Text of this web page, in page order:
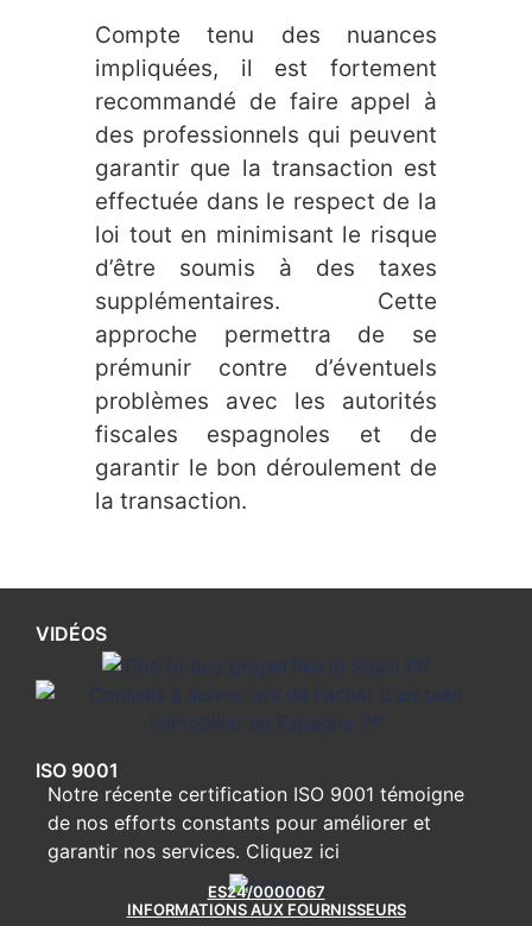
Compte tenu des nuances
impliquées, il est fortement
recommandé de faire appel à
des professionnels qui peuvent
garantir que la transaction est
effectuée dans le respect de la
loi tout en minimisant le risque
d’être soumis à des taxes
supplémentaires. Cette
approche permettra de se
prémunir contre d’éventuels
problèmes avec les autorités
fiscales espagnoles et de
garantir le bon déroulement de
la transaction.
VIDÉOS
ISO 9001
Notre récente certification ISO 9001 témoigne
de nos efforts constants pour améliorer et
garantir nos services. Cliquez ici
ES24/0000067
INFORMATIONS AUX FOURNISSEURS